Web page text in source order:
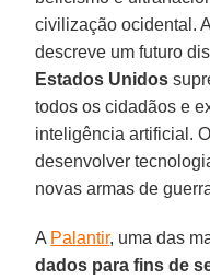
civilização ocidental.
descreve um futuro
Estados Unidos
todos os cidadãos e
inteligência artificial. O
desenvolver
novas armas de
A Palantir, uma das
dados para fins de